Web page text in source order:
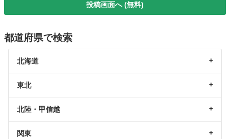
投稿画面へ (無料)
都道府県で検索
北海道
東北
北陸・甲信越
関東